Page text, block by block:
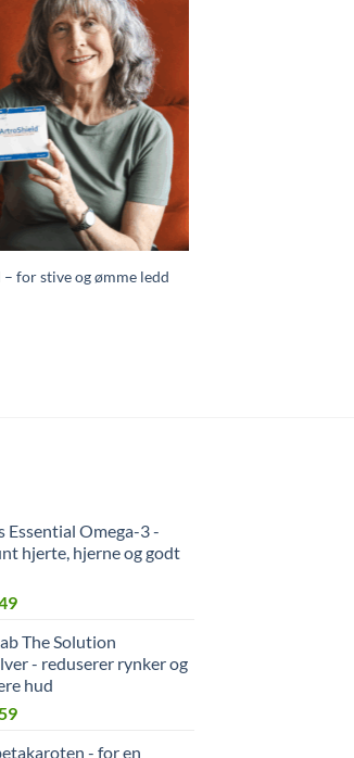
for stive og ømme ledd
Essential Omega-3 -
hjerte, hjerne og godt
Nåværende
er:
kr249.
The Solution
- reduserer rynker og
hud
Nåværende
- for en